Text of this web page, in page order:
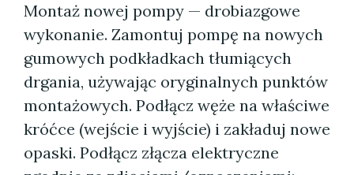
Montaż nowej pompy — drobiazgowe
wykonanie. Zamontuj pompę na nowych
gumowych podkładkach tłumiących
drgania, używając oryginalnych punktów
montażowych. Podłącz węże na właściwe
króćce (wejście i wyjście) i zakładuj nowe
opaski. Podłącz złącza elektryczne